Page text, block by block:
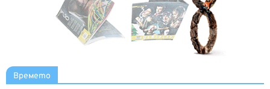
Времето